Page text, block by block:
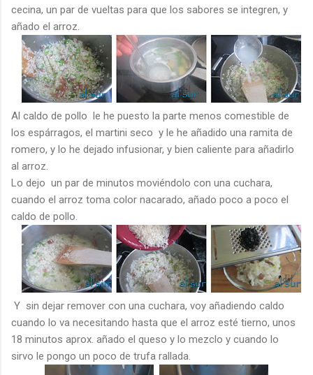
cecina, un par de vueltas para que los sabores se integren, y
añado el arroz.
Al caldo de pollo le he puesto la parte menos comestible de
los espárragos, el martini seco y le he añadido una ramita de
romero, y lo he dejado infusionar, y bien caliente para añadirlo
al arroz.
Lo dejo un par de minutos moviéndolo con una cuchara,
cuando el arroz toma color nacarado, añado poco a poco el
caldo de pollo.
Y sin dejar remover con una cuchara, voy añadiendo caldo
cuando lo va necesitando hasta que el arroz esté tierno, unos
18 minutos aprox. añado el queso y lo mezclo y cuando lo
sirvo le pongo un poco de trufa rallada.